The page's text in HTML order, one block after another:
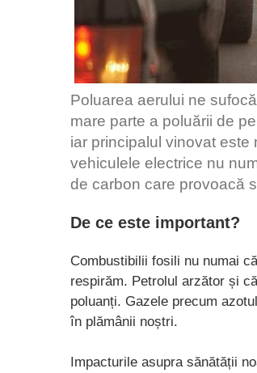
Poluarea aerului ne
mare parte a poluării de
iar principalul vinovat este
vehiculele electrice nu
de carbon care provoacă
De ce este important?
Combustibilii fosili nu numai
respirăm. Petrolul arzător și
poluanți. Gazele precum
în plămânii noștri.
Impacturile asupra sănătății